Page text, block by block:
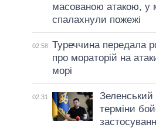
масованою атакою, у
спалахнули пожежі
02:58 Туреччина передала
про мораторій на
морі
02:31
Зеленський
терміни